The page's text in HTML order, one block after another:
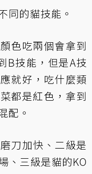
同的貓技能。
色吃兩個會拿到
B技能，但是A技
就好，吃什麼類
都是紅色，拿到
配。
刀加快、二級是
、三級是貓的KO